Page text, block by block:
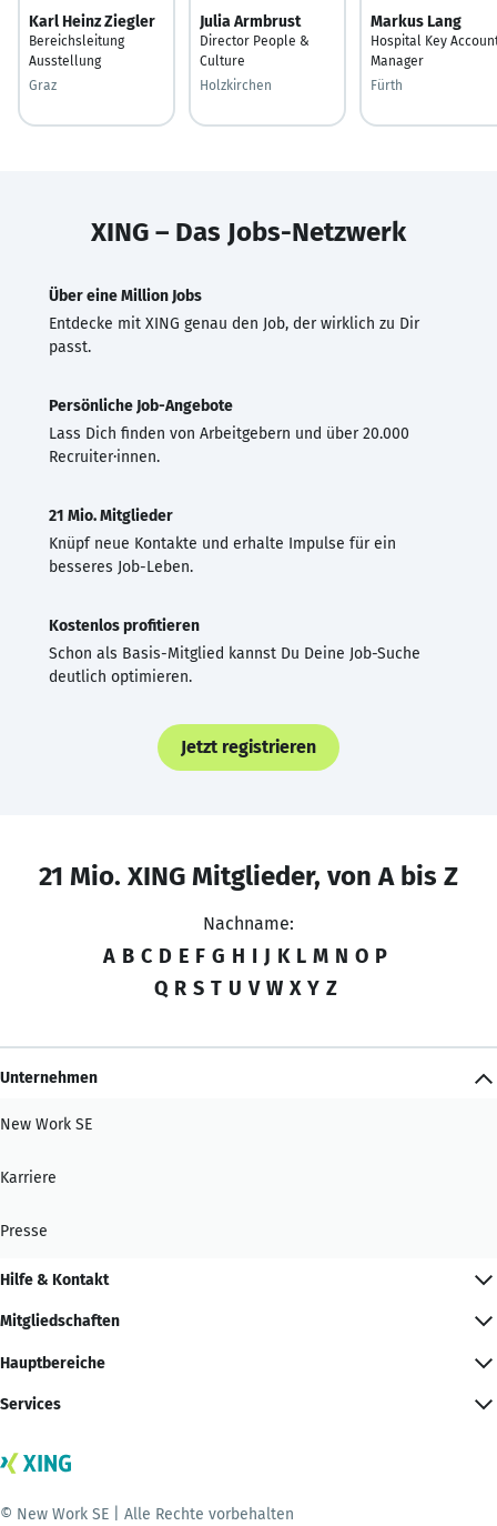
Karl Heinz Ziegler
Bereichsleitung
Ausstellung
Graz
Julia Armbrust
Director People &
Culture
Holzkirchen
Markus Lang
Hospital Key
Manager
Fürth
XING – Das Jobs-Netzwerk
Über eine Million Jobs
Entdecke mit XING genau den Job, der wirklich zu Dir
passt.
Persönliche Job-Angebote
Lass Dich finden von Arbeitgebern und über 20.000
Recruiter·innen.
21 Mio. Mitglieder
Knüpf neue Kontakte und erhalte Impulse für ein
besseres Job-Leben.
Kostenlos profitieren
Schon als Basis-Mitglied kannst Du Deine Job-Suche
deutlich optimieren.
Jetzt registrieren
21 Mio. XING Mitglieder, von A bis Z
Nachname:
A B C D E F G H I J K L M N O P
Q R S T U V W X Y Z
Unternehmen
New Work SE
Karriere
Presse
Hilfe & Kontakt
Mitgliedschaften
Hauptbereiche
Services
© New Work SE | Alle Rechte vorbehalten